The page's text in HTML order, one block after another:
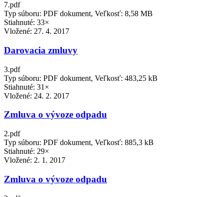
7.pdf
Typ súboru: PDF dokument, Veľkosť: 8,58 MB
Stiahnuté: 33×
Vložené: 27. 4. 2017
Darovacia zmluvy
3.pdf
Typ súboru: PDF dokument, Veľkosť: 483,25 kB
Stiahnuté: 31×
Vložené: 24. 2. 2017
Zmluva o vývoze odpadu
2.pdf
Typ súboru: PDF dokument, Veľkosť: 885,3 kB
Stiahnuté: 29×
Vložené: 2. 1. 2017
Zmluva o vývoze odpadu